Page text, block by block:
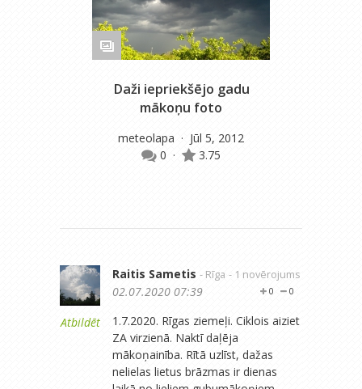
Daži iepriekšējo gadu
mākoņu foto
meteolapa · Jūl 5, 2012
0 · 3.75
Atbildēt
Raitis Sametis - Rīga - 1 novērojums
0
0
02.07.2020 07:39
1.7.2020. Rīgas ziemeļi. Ciklois aiziet
ZA virzienā. Naktī daļēja
mākoņainība. Rītā uzlīst, dažas
nelielas lietus brāzmas ir dienas